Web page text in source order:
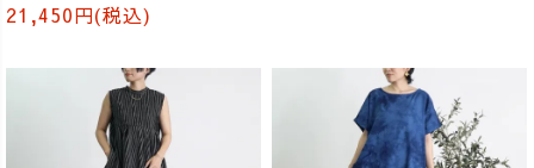
21,450円(税込)